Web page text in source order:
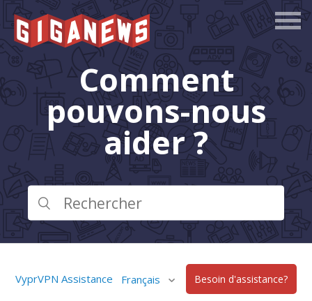
Comment
pouvons-nous
aider ?
VyprVPN Assistance Français Besoin d'assistance?